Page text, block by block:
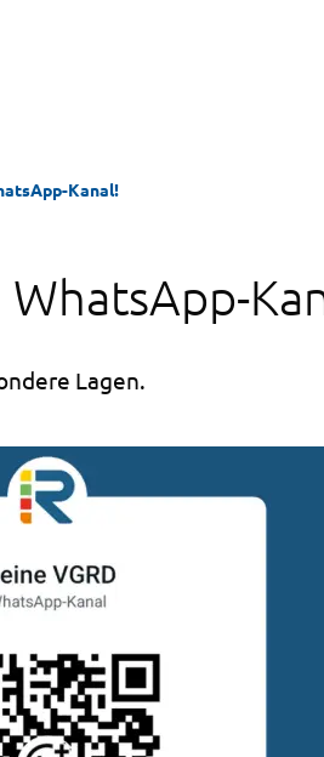
Kanal!
Lagen.